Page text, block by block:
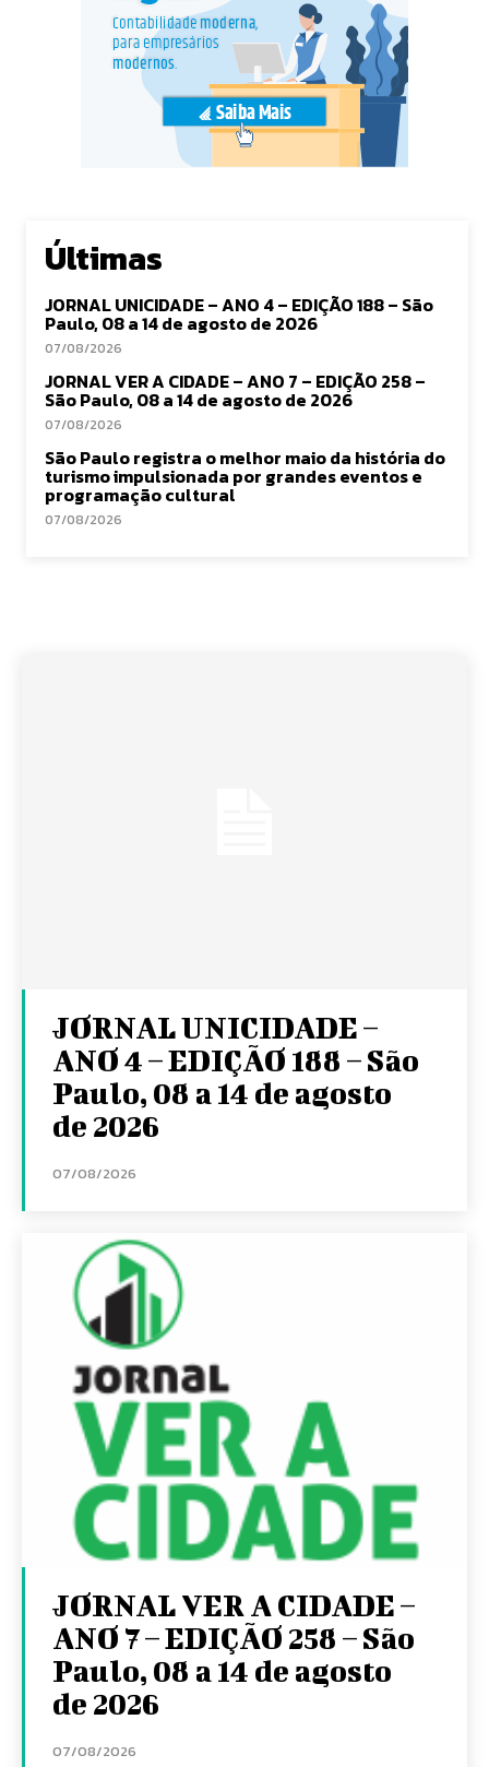
Últimas
JORNAL UNICIDADE – ANO 4 – EDIÇÃO 188 – São
Paulo, 08 a 14 de agosto de 2026
07/08/2026
JORNAL VER A CIDADE – ANO 7 – EDIÇÃO 258 –
São Paulo, 08 a 14 de agosto de 2026
07/08/2026
São Paulo registra o melhor maio da história do
turismo impulsionada por grandes eventos e
programação cultural
07/08/2026
JORNAL UNICIDADE –
ANO 4 – EDIÇÃO 188 – São
Paulo, 08 a 14 de agosto
de 2026
07/08/2026
JORNAL VER A CIDADE –
ANO 7 – EDIÇÃO 258 – São
Paulo, 08 a 14 de agosto
de 2026
07/08/2026